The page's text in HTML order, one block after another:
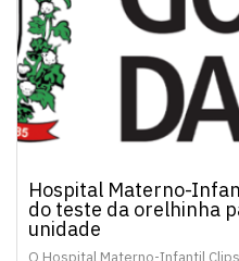
Hospital Materno-
do teste da orelhinha
unidade
O Hospital Materno-Infantil